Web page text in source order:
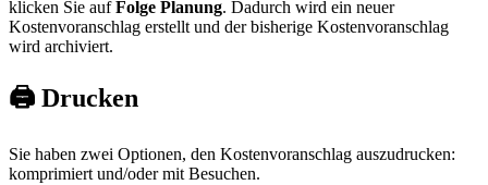
klicken Sie aufFolge Planung. Dadurch wird ein neuer
Kostenvoranschlag erstellt und der bisherige Kostenvoranschlag
wird archiviert.
🖨️ Drucken
Sie haben zwei Optionen, den Kostenvoranschlag auszudrucken:
komprimiert und/oder mit Besuchen.